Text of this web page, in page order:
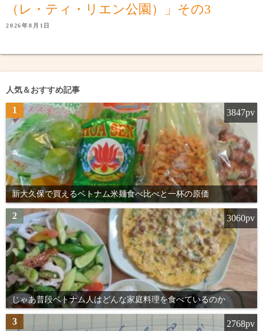
（レ・ティ・リエン公園）」その3
2026年8月1日
人気＆おすすめ記事
1
新大久保で買えるベトナム米麺食べ比べと一杯の原価
3847pv
2
じゃあ普段ベトナム人はどんな家庭料理を食べているのか
3060pv
3 2768pv